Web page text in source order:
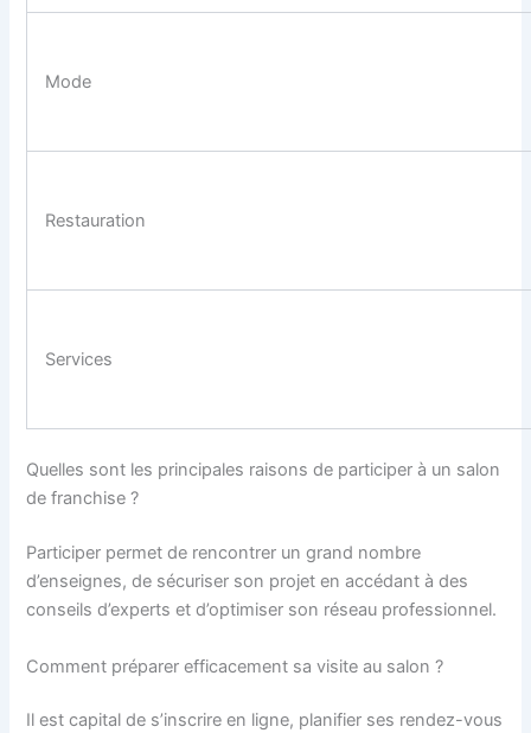
Mode
Restauration
Services
Quelles sont les principales raisons de participer à un salon
de franchise ?
Participer permet de rencontrer un grand nombre
d’enseignes, de sécuriser son projet en accédant à des
conseils d’experts et d’optimiser son réseau professionnel.
Comment préparer efficacement sa visite au salon ?
Il est capital de s’inscrire en ligne, planifier ses rendez-vous